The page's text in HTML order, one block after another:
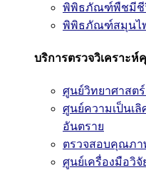
พิพิธภัณฑ์พืชมีชี
พิพิธภัณฑ์สมุนไ
บริการตรวจวิเคราะ
ศูนย์วิทยาศาสต
ศูนย์ความเป็นเลิ
อันตราย
ตรวจสอบคุณภา
ศูนย์เครื่องมือวิ